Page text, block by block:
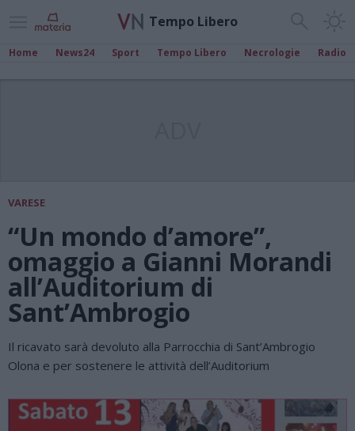
Tempo Libero
Home News24 Sport Tempo Libero Necrologie Radio
VARESE
“Un mondo d’amore”,
omaggio a Gianni Morandi
all’Auditorium di
Sant’Ambrogio
Il ricavato sarà devoluto alla Parrocchia di Sant’Ambrogio
Olona e per sostenere le attività dell’Auditorium